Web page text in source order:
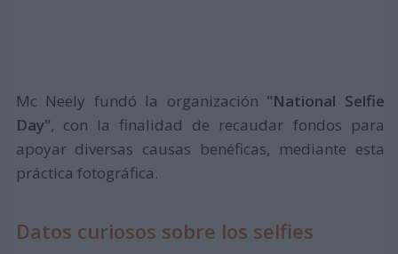
Mc Neely fundó la organización "National Selfie
Day", con la finalidad de recaudar fondos para
apoyar diversas causas benéficas, mediante esta
práctica fotográfica.
Datos curiosos sobre los selfies